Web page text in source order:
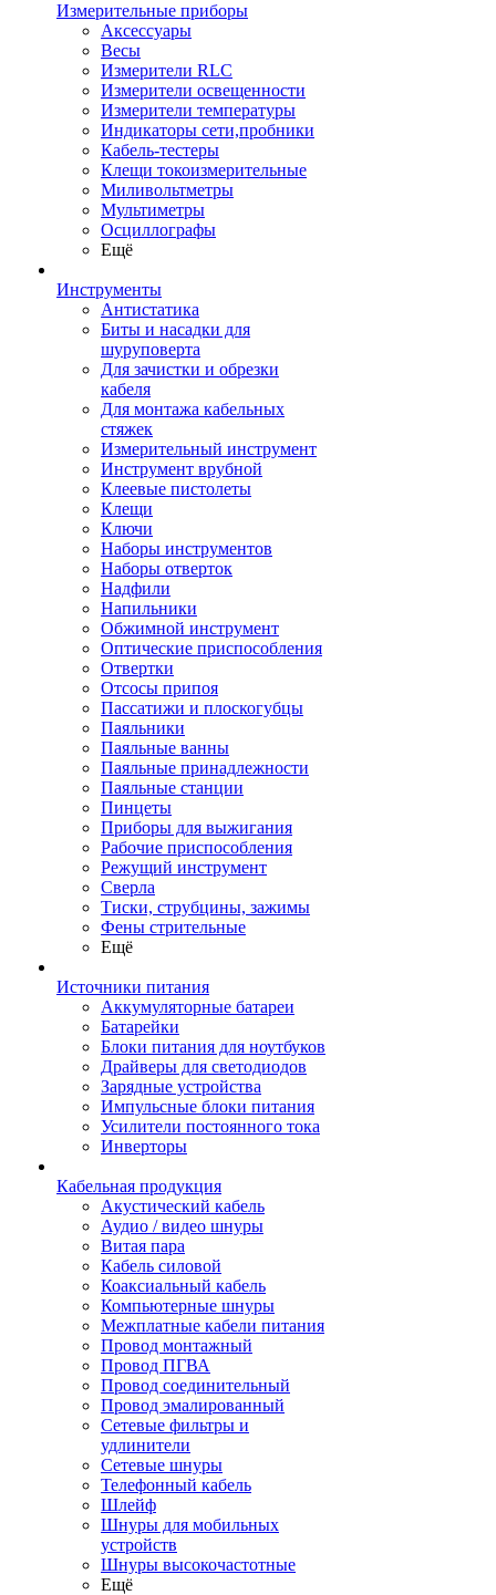
Измерительные приборы
Аксессуары
Весы
Измерители RLC
Измерители освещенности
Измерители температуры
Индикаторы сети,пробники
Кабель-тестеры
Клещи токоизмерительные
Миливольтметры
Мультиметры
Осциллографы
Ещё
Инструменты
Антистатика
Биты и насадки для
шуруповерта
Для зачистки и обрезки
кабеля
Для монтажа кабельных
стяжек
Измерительный инструмент
Инструмент врубной
Клеевые пистолеты
Клещи
Ключи
Наборы инструментов
Наборы отверток
Надфили
Напильники
Обжимной инструмент
Оптические приспособления
Отвертки
Отсосы припоя
Пассатижи и плоскогубцы
Паяльники
Паяльные ванны
Паяльные принадлежности
Паяльные станции
Пинцеты
Приборы для выжигания
Рабочие приспособления
Режущий инструмент
Сверла
Тиски, струбцины, зажимы
Фены стрительные
Ещё
Источники питания
Аккумуляторные батареи
Батарейки
Блоки питания для ноутбуков
Драйверы для светодиодов
Зарядные устройства
Импульсные блоки питания
Усилители постоянного тока
Инверторы
Кабельная продукция
Акустический кабель
Аудио / видео шнуры
Витая пара
Кабель силовой
Коаксиальный кабель
Компьютерные шнуры
Межплатные кабели питания
Провод монтажный
Провод ПГВА
Провод соединительный
Провод эмалированный
Сетевые фильтры и
удлинители
Сетевые шнуры
Телефонный кабель
Шлейф
Шнуры для мобильных
устройств
Шнуры высокочастотные
Ещё